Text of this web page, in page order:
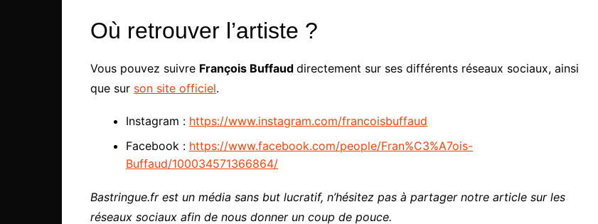
Où retrouver l’artiste ?
Vous pouvez suivre François Buffaud directement sur ses différents réseaux sociaux, ainsi
que sur son site officiel.
Instagram : https://www.instagram.com/francoisbuffaud
Facebook : https://www.facebook.com/people/Fran%C3%A7ois-
Buffaud/100034571366864/
Bastringue.fr est un média sans but lucratif, n’hésitez pas à partager notre article sur les
réseaux sociaux afin de nous donner un coup de pouce.